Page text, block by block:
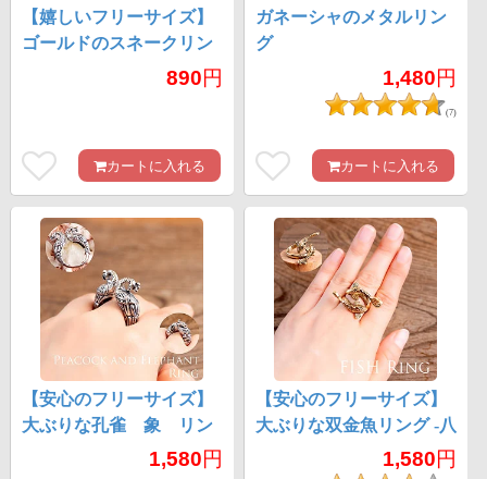
【嬉しいフリーサイズ】
ゴールドのスネークリン
890円
カートに入れる
ガネーシャのメタルリン
グ
1,480円
(7)
カートに入れる
【安心のフリーサイズ】
大ぶりな孔雀 象 リン
1,580円
【安心のフリーサイズ】
大ぶりな双金魚リング -八
1,580円